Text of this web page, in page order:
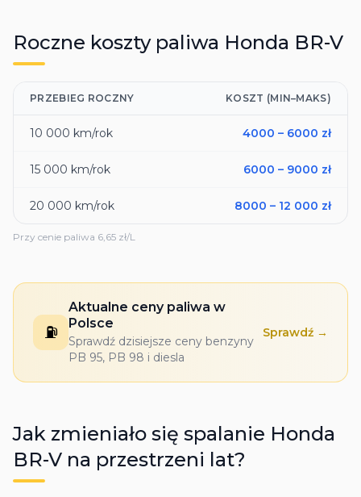
Roczne koszty paliwa Honda BR-V
PRZEBIEG ROCZNY KOSZT (MIN–MAKS)
10 000 km/rok 4000 – 6000 zł
15 000 km/rok 6000 – 9000 zł
20 000 km/rok 8000 – 12 000 zł
Przy cenie paliwa 6,65 zł/L
⛽
Aktualne ceny paliwa w
Polsce
Sprawdź dzisiejsze ceny benzyny
PB 95, PB 98 i diesla
Sprawdź →
Jak zmieniało się spalanie Honda
BR-V na przestrzeni lat?